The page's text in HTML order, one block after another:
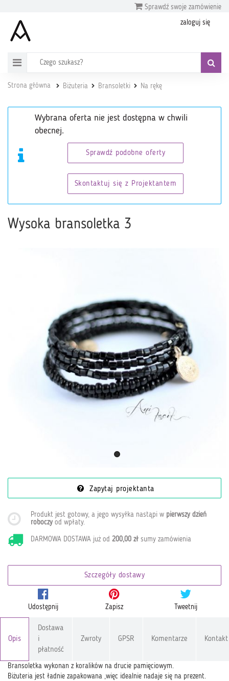
Sprawdź swoje zamówienie
zaloguj się
Strona główna Biżuteria Bransoletki Na rękę
Wybrana oferta nie jest dostępna w chwili
obecnej.
Sprawdź podobne oferty
Skontaktuj się z Projektantem
Wysoka bransoletka 3
Zapytaj projektanta
Produkt jest gotowy, a jego wysyłka nastąpi w pierwszy dzień
roboczy od wpłaty.
DARMOWA DOSTAWA już od200,00 zł sumy zamówienia
Szczegóły dostawy
Udostępnij Zapisz Tweetnij
Opis
Dostawa
i
płatność
Zwroty GPSR Komentarze Kontakt
Bransoletka wykonan z koralików na drucie pamięciowym.
Biżuteria jest ładnie zapakowana ,więc idealnie nadaje się na prezent.